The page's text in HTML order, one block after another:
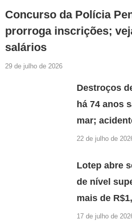
Concurso da Polícia
prorroga inscrições;
salários
29 de julho de 2026
Destroços
há 74 anos
mar;
22 de julho de
Lotep abre
de nível
mais de
17 de julho de